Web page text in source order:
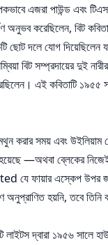
এজরা পাউন্ড এবং
করেছিলেন, বিট
একটি ছোট দলে যোগ
সম্প্রদায়ের দুই নারীর
এই কবিতাটি ১৯৫৫
করার সময় এবং
—অথবা ব্লেকের
এস্কেপ উপর জালিকাটা
অনুপ্রাণিত হয়নি, তবে
দ্বারা ১৯৫৬ সালে